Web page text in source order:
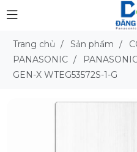
Trang chủ / Sản phẩm /
PANASONIC /
GEN-X WTEG53572S-1-G